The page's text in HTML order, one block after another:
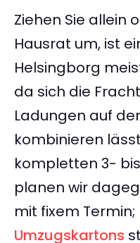
Ziehen Sie allein
Hausrat um, ist
Helsingborg
da sich die
Ladungen auf
kombinieren
kompletten 3-
planen wir
mit fixem
Umzugskartons